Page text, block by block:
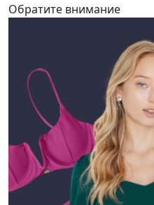
Обратите внимание